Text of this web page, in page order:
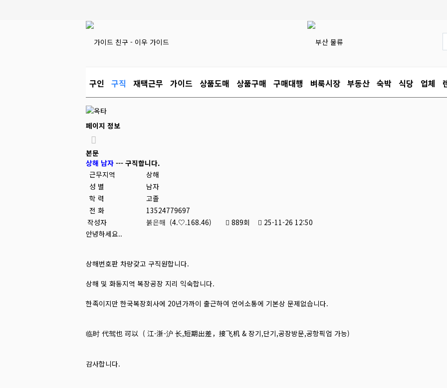
구인 구직 재택근무 가이드 상품도매 상품구매 구매대행 벼룩시장 부동산 숙박 식당 업체
페이지 정보
본문
상해 남자 --- 구직합니다.
근무지역
상해
성 별
남자
학 력
고졸
전 화
13524779697
작성자
붉은해 (4.♡.168.46) 889회
25-11-26 12:50
안녕하세요..
상해번호판 차량갖고 구직원합니다.
상해 및 화동지역 복장공장 지리 익숙합니다.
한족이지만 한국복장회사에 20년가까이 출근하여 언어소통에 기본상 문제없습니다.
临时 代驾也 可以 ( 江-浙-沪 长,短期出差，接飞机 & 장기,단기,공장방문,공항픽업 가능)
감사합니다.